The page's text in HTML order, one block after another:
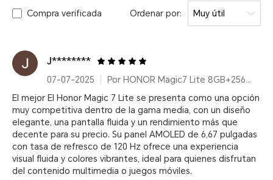
Compra verificada Ordenar por: Muy útil
J********
07-07-2025
Por HONOR Magic7 Lite 8GB+256GB Titanium Purple
El mejor El Honor Magic 7 Lite se presenta como una opción
muy competitiva dentro de la gama media, con un diseño
elegante, una pantalla fluida y un rendimiento más que
decente para su precio. Su panel AMOLED de 6,67 pulgadas
con tasa de refresco de 120 Hz ofrece una experiencia
visual fluida y colores vibrantes, ideal para quienes disfrutan
del contenido multimedia o juegos móviles.